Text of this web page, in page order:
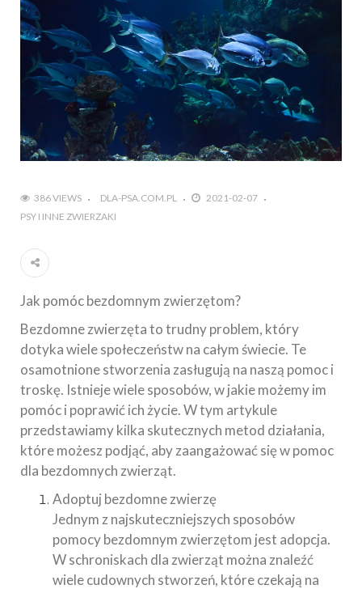
386 VIEWS DLA-PSA.COM.PL
2021-02-07
PSY I INNE ZWIERZAKI
Jak pomóc bezdomnym zwierzętom?
Bezdomne zwierzęta to trudny problem, który
dotyka wiele społeczeństw na całym świecie. Te
osamotnione stworzenia zasługują na naszą pomoc i
troskę. Istnieje wiele sposobów, w jakie możemy im
pomóc i poprawić ich życie. W tym artykule
przedstawiamy kilka skutecznych metod działania,
które możesz podjąć, aby zaangażować się w pomoc
dla bezdomnych zwierząt.
Adoptuj bezdomne zwierzę
Jednym z najskuteczniejszych sposobów
pomocy bezdomnym zwierzętom jest adopcja.
W schroniskach dla zwierząt można znaleźć
wiele cudownych stworzeń, które czekają na